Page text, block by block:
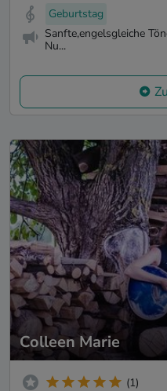
Geburtstag
Sanfte,engelsgleiche
Nu...
Colleen Marie
(1)